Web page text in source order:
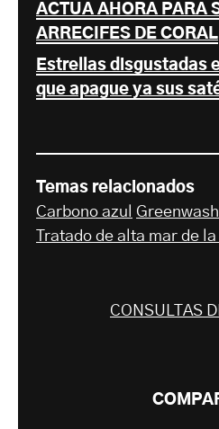
ACTÚA AHORA PARA
ARRECIFES DE CORAL
Estrellas disgustadas
que apague ya sus
Temas relacionados
Carbono azul
Greenwash
Tratado de alta mar de
CONSULTAS